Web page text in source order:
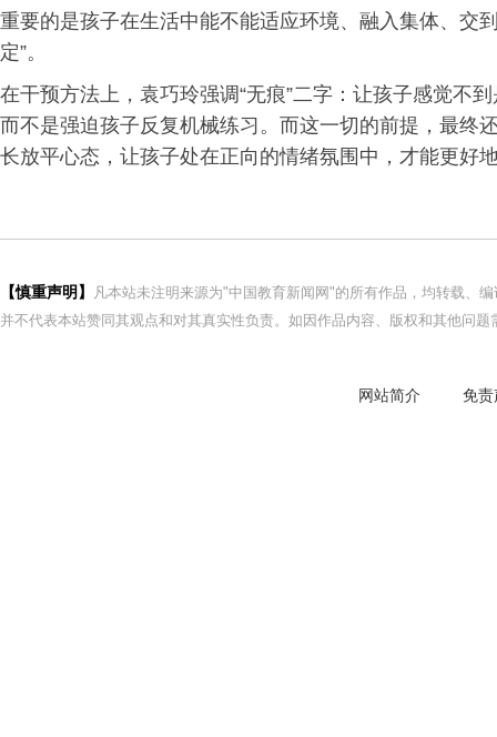
重要的是孩子在生活中能不能适应环境、融入集体、交
定”。
在干预方法上，袁巧玲强调“无痕”二字：让孩子感觉不
而不是强迫孩子反复机械练习。而这一切的前提，最终
长放平心态，让孩子处在正向的情绪氛围中，才能更好
【慎重声明】
凡本站未注明来源为"中国教育新闻网"的所有作品，均转载、
并不代表本站赞同其观点和对其真实性负责。如因作品内容、版权和其他问
网站简介 免责